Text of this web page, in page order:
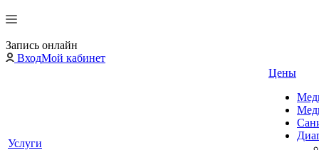
Запись онлайн
ВходМой кабинет
Услуги
Цены